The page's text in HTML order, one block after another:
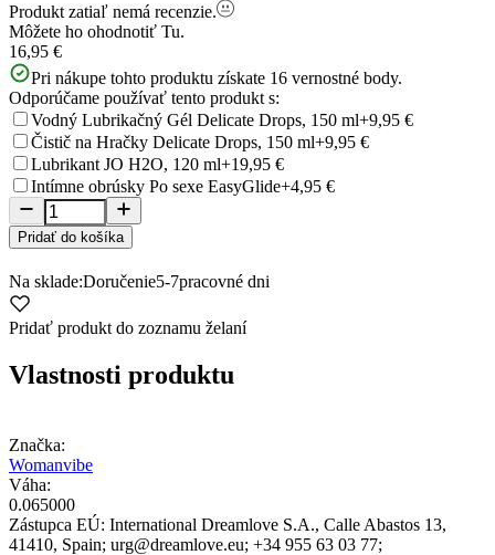
Produkt zatiaľ nemá recenzie.
Môžete ho ohodnotiť Tu.
16,95 €
Pri nákupe tohto produktu získate 16 vernostné body.
Odporúčame používať tento produkt s:
Vodný Lubrikačný Gél Delicate Drops, 150 ml+9,95 €
Čistič na Hračky Delicate Drops, 150 ml+9,95 €
Lubrikant JO H2O, 120 ml+19,95 €
Intímne obrúsky Po sexe EasyGlide+4,95 €
Pridať do košíka
Na sklade:Doručenie5-7pracovné dni
Pridať produkt do zoznamu želaní
Vlastnosti produktu
Značka:
Womanvibe
Váha:
0.065000
Zástupca EÚ: International Dreamlove S.A., Calle Abastos 13,
41410, Spain; urg@dreamlove.eu; +34 955 63 03 77;